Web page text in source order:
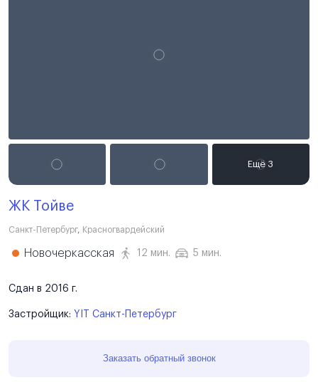
ЖК Тойве
Санкт-Петербург, Красногвардейский
Новочеркасская 12 мин. 5 мин.
Сдан в 2016 г.
Застройщик: YIT Санкт-Петербург
Заказать обратный звонок